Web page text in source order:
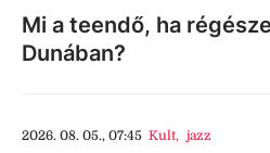
Mi a teendő, ha
Dunában?
2026. 08. 05., 07:45 Kult, jazz